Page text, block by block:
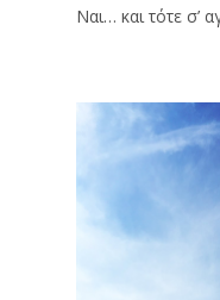
Ναι… και τότε σ’